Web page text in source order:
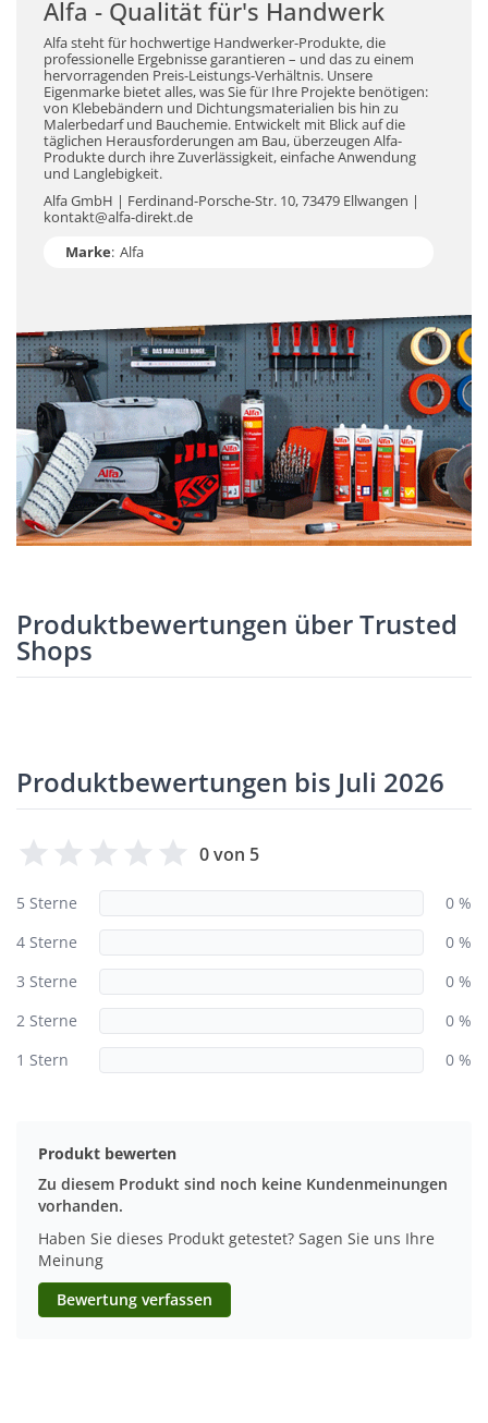
Alfa - Qualität für's Handwerk
Alfa steht für hochwertige Handwerker-Produkte, die
professionelle Ergebnisse garantieren – und das zu einem
hervorragenden Preis-Leistungs-Verhältnis. Unsere
Eigenmarke bietet alles, was Sie für Ihre Projekte benötigen:
von Klebebändern und Dichtungsmaterialien bis hin zu
Malerbedarf und Bauchemie. Entwickelt mit Blick auf die
täglichen Herausforderungen am Bau, überzeugen Alfa-
Produkte durch ihre Zuverlässigkeit, einfache Anwendung
und Langlebigkeit.
Alfa GmbH | Ferdinand-Porsche-Str. 10, 73479 Ellwangen |
kontakt@alfa-direkt.de
Marke: Alfa
Produktbewertungen über Trusted
Shops
Produktbewertungen bis Juli 2026
0 von 5
5 Sterne
0 %
4 Sterne
0 %
3 Sterne
0 %
2 Sterne
0 %
1 Stern
0 %
Produkt bewerten
Zu diesem Produkt sind noch keine Kundenmeinungen
vorhanden.
Haben Sie dieses Produkt getestet? Sagen Sie uns Ihre
Meinung
Bewertung verfassen